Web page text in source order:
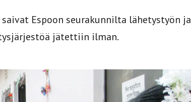
Espoon seurakunnilta lähetystyön ja
jätettiin ilman.